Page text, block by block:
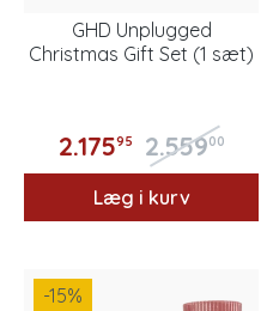
GHD Unplugged
Christmas Gift Set (1 sæt)
2.17595 2.55900
Læg i kurv
-15%